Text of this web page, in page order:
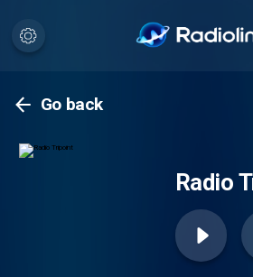
Go back
Radio